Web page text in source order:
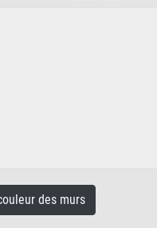
des murs